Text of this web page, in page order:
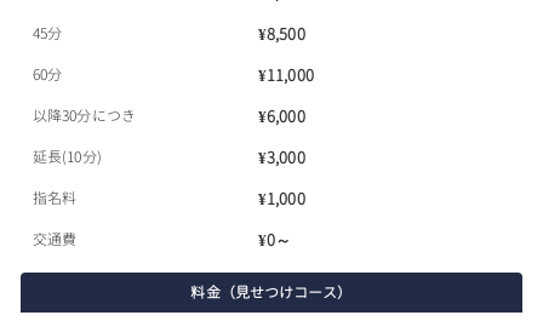
45分 ¥8,500
60分 ¥11,000
以降30分につき ¥6,000
延長(10分) ¥3,000
指名料 ¥1,000
交通費 ¥0～
料金（見せつけコース）